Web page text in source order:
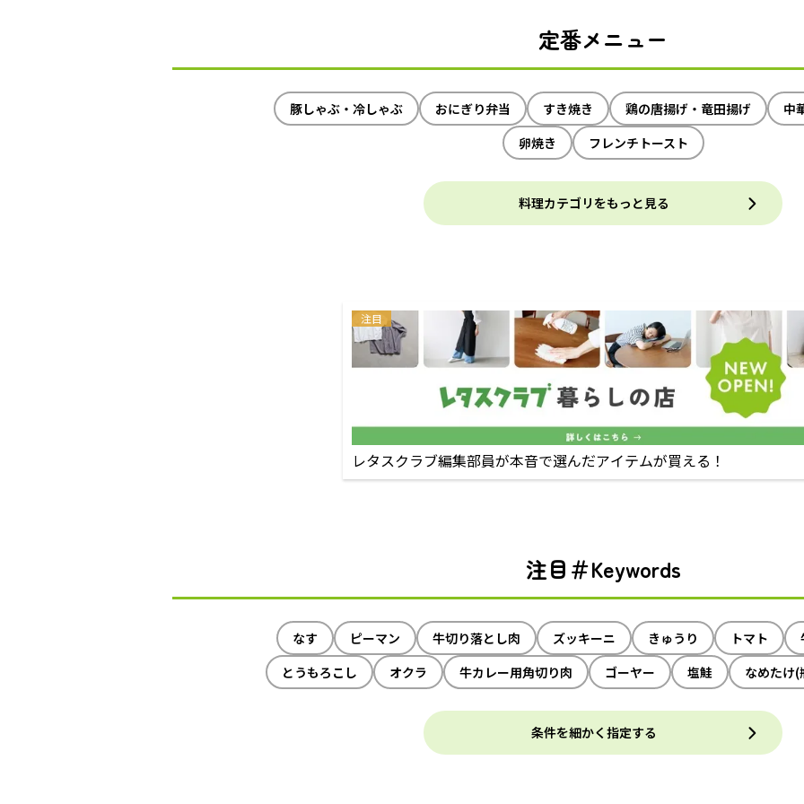
定番メニュー
豚しゃぶ・冷しゃぶ おにぎり弁当 すき焼き 鶏の唐揚げ・竜田揚げ
中
卵焼き
フレンチトースト
料理カテゴリをもっと見る
注目
レタスクラブ編集部員が本音で選んだアイテムが買える！
注目＃Keywords
なす ピーマン 牛切り落とし肉 ズッキーニ きゅうり トマト
とうもろこし
オクラ 牛カレー用角切り肉 ゴーヤー 塩鮭 なめたけ(
条件を細かく指定する